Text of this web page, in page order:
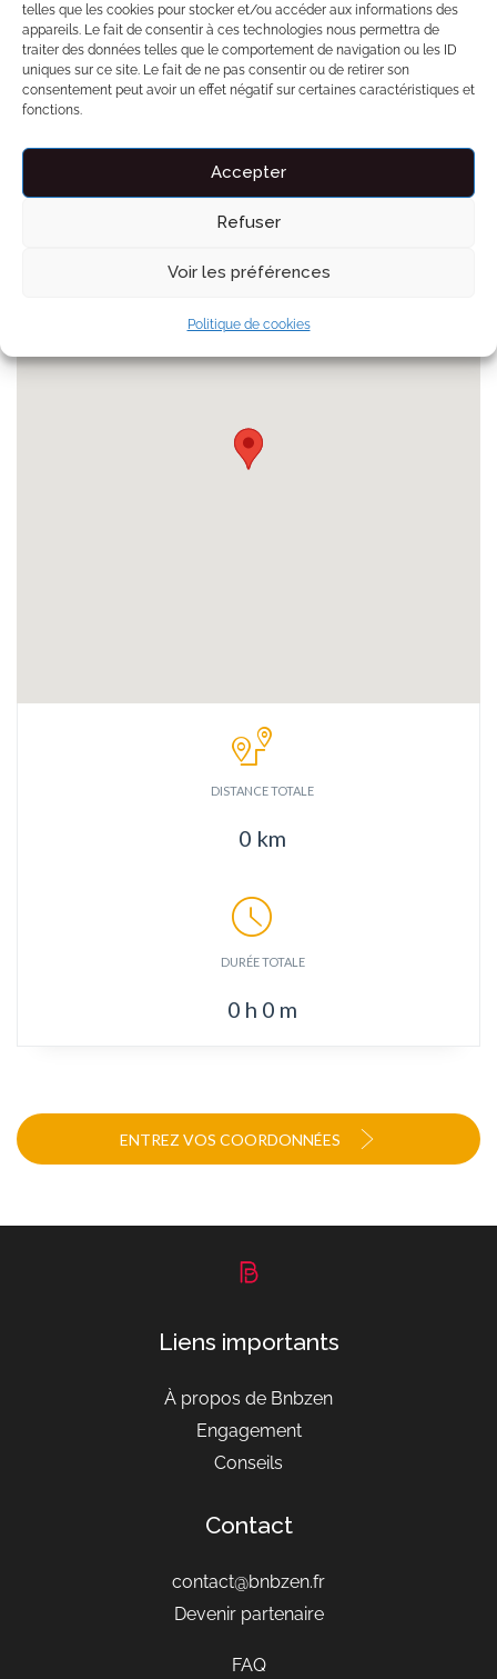
telles que les cookies pour stocker et/ou accéder aux informations des
appareils. Le fait de consentir à ces technologies nous permettra de
traiter des données telles que le comportement de navigation ou les ID
uniques sur ce site. Le fait de ne pas consentir ou de retirer son
consentement peut avoir un effet négatif sur certaines caractéristiques et
fonctions.
Accepter
Refuser
Voir les préférences
Politique de cookies
ADRESSE D'ARRIVÉE
Paris Beauvais Airport
Aller Simple
DISTANCE TOTALE
0 km
DURÉE TOTALE
0 h 0 m
ENTREZ VOS COORDONNÉES
Liens importants
À propos de Bnbzen
Engagement
Conseils
Contact
contact@bnbzen.fr
Devenir partenaire
FAQ